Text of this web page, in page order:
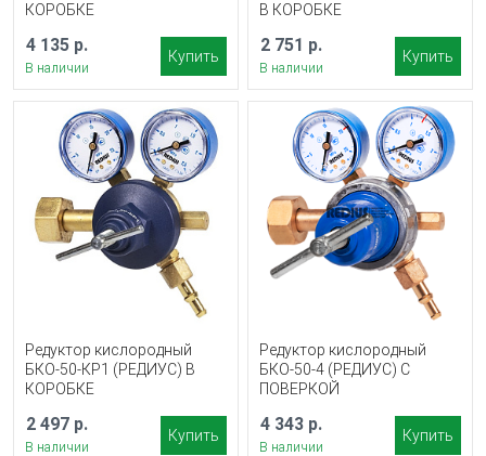
КОРОБКЕ
4 135 р.
В наличии
Купить
В КОРОБКЕ
2 751 р.
В наличии
Купить
Редуктор кислородный
БКО-50-КР1 (РЕДИУС) В
КОРОБКЕ
2 497 р.
В наличии
Купить
Редуктор кислородный
БКО-50-4 (РЕДИУС) С
ПОВЕРКОЙ
4 343 р.
В наличии
Купить